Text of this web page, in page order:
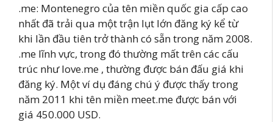
.me: Montenegro của tên miền quốc gia cấp cao
nhất đã trải qua một trận lụt lớn đăng ký kể từ
khi lần đầu tiên trở thành có sẵn trong năm 2008.
.me lĩnh vực, trong đó thường mất trên các cấu
trúc như love.me , thường được bán đấu giá khi
đăng ký. Một ví dụ đáng chú ý được thấy trong
năm 2011 khi tên miền meet.me được bán với
giá 450.000 USD.